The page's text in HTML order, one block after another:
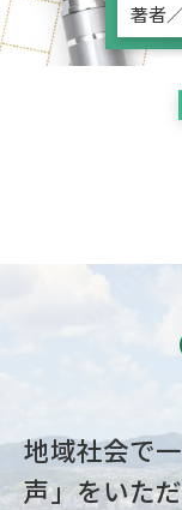
著者
地域社会で
声」をいた